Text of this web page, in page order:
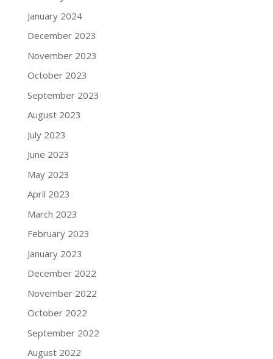
January 2024
December 2023
November 2023
October 2023
September 2023
August 2023
July 2023
June 2023
May 2023
April 2023
March 2023
February 2023
January 2023
December 2022
November 2022
October 2022
September 2022
August 2022